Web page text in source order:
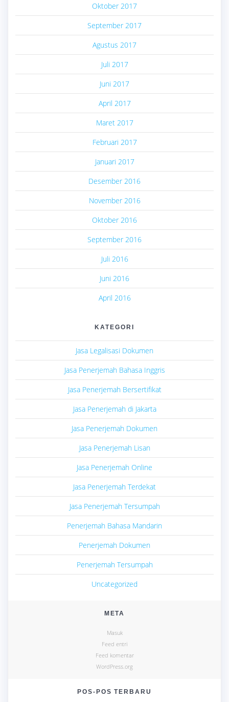
Oktober 2017
September 2017
Agustus 2017
Juli 2017
Juni 2017
April 2017
Maret 2017
Februari 2017
Januari 2017
Desember 2016
November 2016
Oktober 2016
September 2016
Juli 2016
Juni 2016
April 2016
KATEGORI
Jasa Legalisasi Dokumen
Jasa Penerjemah Bahasa Inggris
Jasa Penerjemah Bersertifikat
Jasa Penerjemah di Jakarta
Jasa Penerjemah Dokumen
Jasa Penerjemah Lisan
Jasa Penerjemah Online
Jasa Penerjemah Terdekat
Jasa Penerjemah Tersumpah
Penerjemah Bahasa Mandarin
Penerjemah Dokumen
Penerjemah Tersumpah
Uncategorized
META
Masuk
Feed entri
Feed komentar
WordPress.org
POS-POS TERBARU